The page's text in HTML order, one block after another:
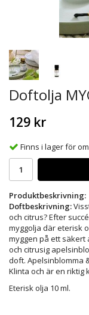
Doftolja
129 kr
Finns i lager för
Produktbeskrivning:
Doftbeskrivning:
och citrus? Efter
myggolja där eterisk
myggen på ett
och citrusig
doft. Apelsinblomma
Klinta och är en riktig
Eterisk olja 10 ml.